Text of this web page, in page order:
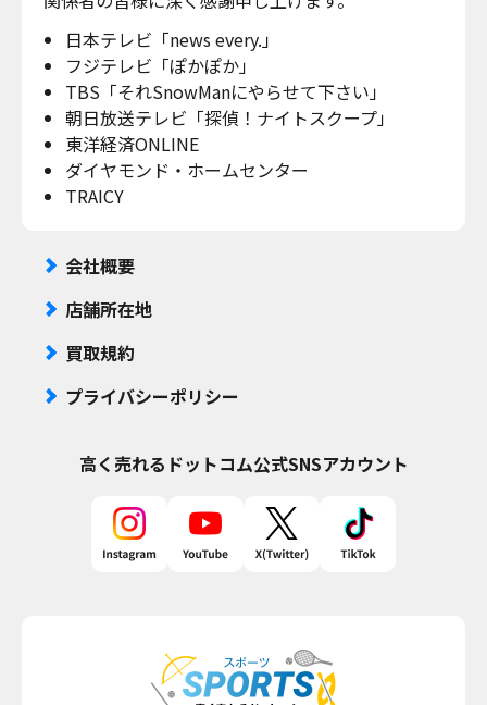
日本テレビ「news every.」
フジテレビ「ぽかぽか」
TBS「それSnowManにやらせて下さい」
朝日放送テレビ「探偵！ナイトスクープ」
東洋経済ONLINE
ダイヤモンド・ホームセンター
TRAICY
会社概要
店舗所在地
買取規約
プライバシーポリシー
高く売れるドットコム公式SNSアカウント